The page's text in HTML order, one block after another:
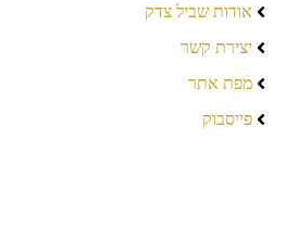
אודות שביל צדק
יצירת קשר
מפת אתר
פייסבוק